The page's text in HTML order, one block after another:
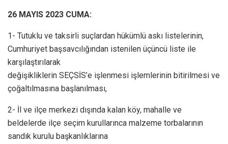
26 MAYIS 2023 CUMA:
1- Tutuklu ve taksirli suçlardan hükümlü askı listelerinin,
Cumhuriyet başsavcılığından istenilen üçüncü liste ile
karşılaştırılarak
değişikliklerin SEÇSİS’e işlenmesi işlemlerinin bitirilmesi ve
çoğaltılmasına başlanılması,
2- İl ve ilçe merkezi dışında kalan köy, mahalle ve
beldelerde ilçe seçim kurullarınca malzeme torbalarının
sandık kurulu başkanlıklarına